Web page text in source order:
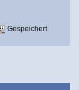
Gespeichert